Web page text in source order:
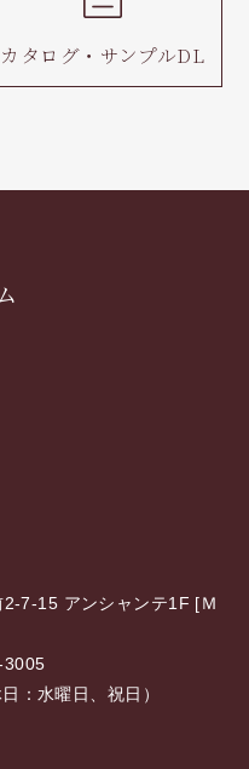
カタログ・ サンプルDL
7-15 アンシャンテ1F [Ｍ
3005
：水曜日、祝日）